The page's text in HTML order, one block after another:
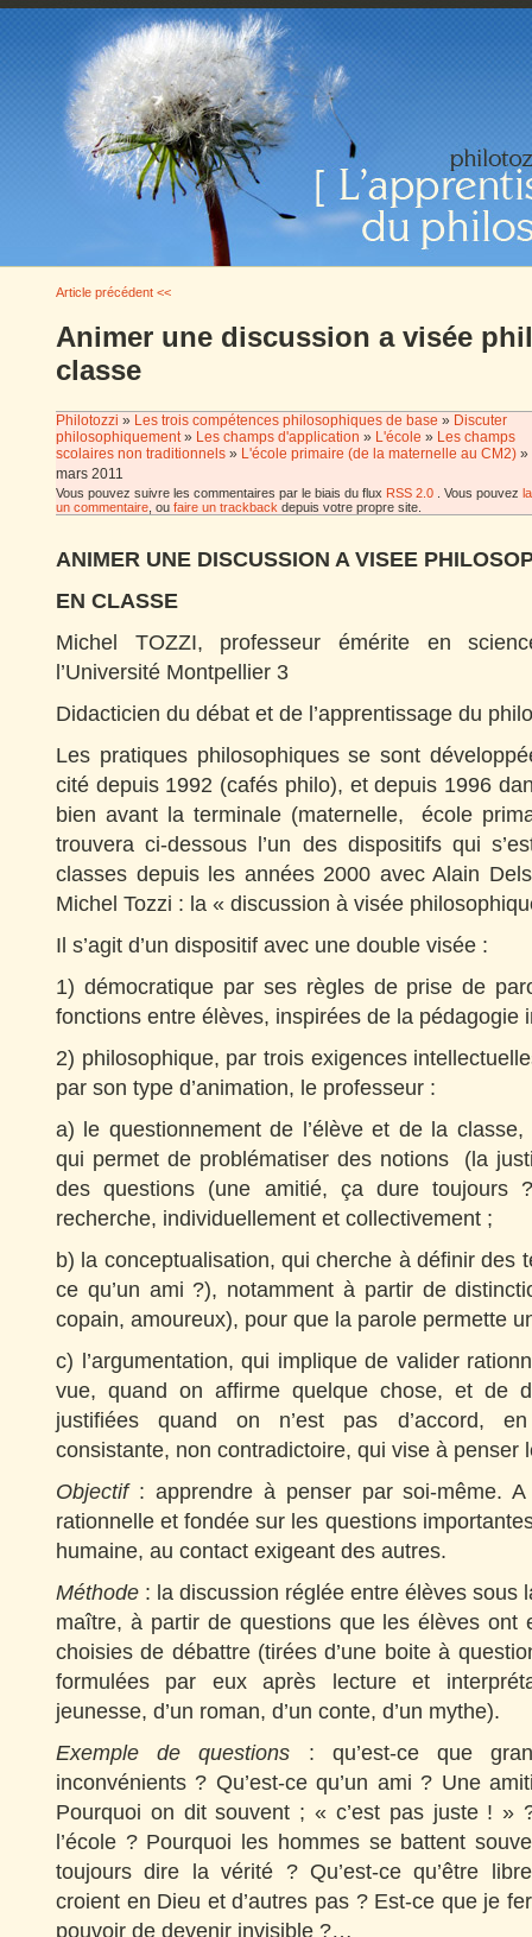
Article précédent <<
Animer une discussion a visée
classe
Philotozzi » Les trois compétences philosophiques de base » Discuter
philosophiquement» Les champs d'application » L'école » Les champs
scolaires non traditionnels » L'école primaire (de la maternelle au CM2) »
mars 2011
Vous pouvez suivre les commentaires par le biais du flux RSS 2.0 . Vous pouvez
un commentaire , ou faire un trackback depuis votre propre site.
ANIMER UNE DISCUSSION A VISEE
EN CLASSE
Michel TOZZI, professeur émérite en
l’Université Montpellier 3
Didacticien du débat et de l’apprentissage du
Les pratiques philosophiques se sont
cité depuis 1992 (cafés philo), et depuis 1996
bien avant la terminale (maternelle, école
trouvera ci-dessous l’un des dispositifs qui
classes depuis les années 2000 avec Alain
Michel Tozzi : la « discussion à visée
Il s’agit d’un dispositif avec une double visée :
1) démocratique par ses règles de prise de
fonctions entre élèves, inspirées de la pédagogie
2) philosophique, par trois exigences
par son type d’animation, le professeur :
a) le questionnement de l’élève et de la classe,
qui permet de problématiser des notions (la
des questions (une amitié, ça dure toujours
recherche, individuellement et collectivement ;
b) la conceptualisation, qui cherche à définir des
ce qu’un ami ?), notamment à partir de
copain, amoureux), pour que la parole permette
c) l’argumentation, qui implique de valider
vue, quand on affirme quelque chose, et de
justifiées quand on n’est pas d’accord,
consistante, non contradictoire, qui vise à penser
Objectif: apprendre à penser par soi-même. A
rationnelle et fondée sur les questions
humaine, au contact exigeant des autres.
Méthode : la discussion réglée entre élèves sous
maître, à partir de questions que les élèves ont
choisies de débattre (tirées d’une boite à
formulées par eux après lecture et
jeunesse, d’un roman, d’un conte, d’un mythe).
Exemple de questions : qu’est-ce que
inconvénients ? Qu’est-ce qu’un ami ? Une
Pourquoi on dit souvent ; « c’est pas juste ! »
l’école ? Pourquoi les hommes se battent
toujours dire la vérité ? Qu’est-ce qu’être
croient en Dieu et d’autres pas ? Est-ce que je
pouvoir de devenir invisible ?…